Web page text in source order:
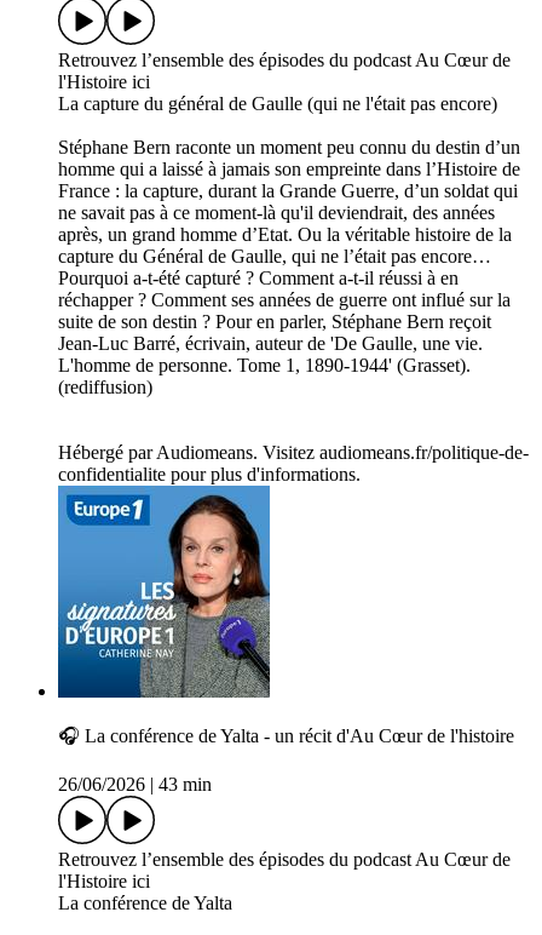
Retrouvez l’ensemble des épisodes du podcast Au Cœur de
l'Histoire ici
La capture du général de Gaulle (qui ne l'était pas encore)
Stéphane Bern raconte un moment peu connu du destin d’un
homme qui a laissé à jamais son empreinte dans l’Histoire de
France : la capture, durant la Grande Guerre, d’un soldat qui
ne savait pas à ce moment-là qu'il deviendrait, des années
après, un grand homme d’Etat. Ou la véritable histoire de la
capture du Général de Gaulle, qui ne l’était pas encore…
Pourquoi a-t-été capturé ? Comment a-t-il réussi à en
réchapper ? Comment ses années de guerre ont influé sur la
suite de son destin ? Pour en parler, Stéphane Bern reçoit
Jean-Luc Barré, écrivain, auteur de 'De Gaulle, une vie.
L'homme de personne. Tome 1, 1890-1944' (Grasset).
(rediffusion)
Hébergé par Audiomeans. Visitez audiomeans.fr/politique-de-
confidentialite pour plus d'informations.
🎧 La conférence de Yalta - un récit d'Au Cœur de l'histoire
26/06/2026 43 min
Retrouvez l’ensemble des épisodes du podcast Au Cœur de
l'Histoire ici
La conférence de Yalta